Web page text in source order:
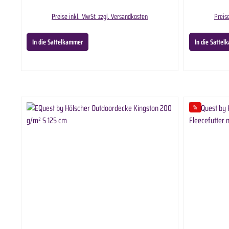
Preise inkl. MwSt. zzgl. Versandkosten
In die Sattelkammer
Lieferumfang:
In die
Rabatt
%